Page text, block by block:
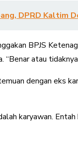
DPRD Kaltim
BPJS
“Benar atau
dengan eks
karyawan.